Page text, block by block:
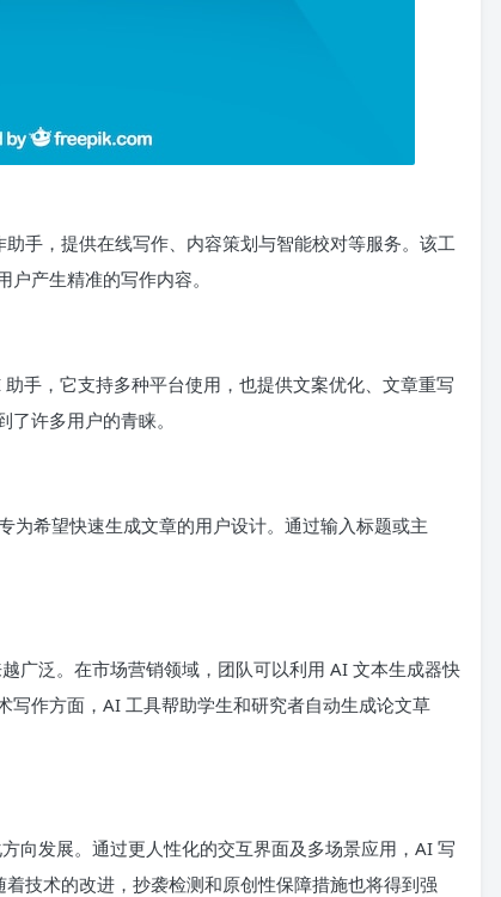
手，提供在线写作、内容策划与智能校对等服务。该工
产生精准的写作内容。
手，它支持多种平台使用，也提供文案优化、文章重写
许多用户的青睐。
为希望快速生成文章的用户设计。通过输入标题或主
广泛。在市场营销领域，团队可以利用 AI 文本生成器快
写作方面，AI 工具帮助学生和研究者自动生成论文草
向发展。通过更人性化的交互界面及多场景应用，AI 写
技术的改进，抄袭检测和原创性保障措施也将得到强